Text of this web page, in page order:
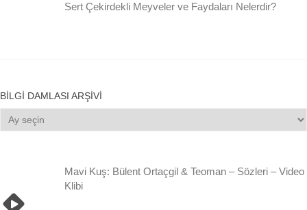
Sert Çekirdekli Meyveler ve Faydaları Nelerdir?
BILGI DAMLASI ARŞIVI
Bilgi
Damlası
Mavi Kuş: Bülent Ortaçgil & Teoman – Sözleri – Video
Klibi